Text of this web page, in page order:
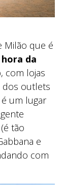
Milão que é
da
com lojas
dos outlets
um lugar
tão
e
com